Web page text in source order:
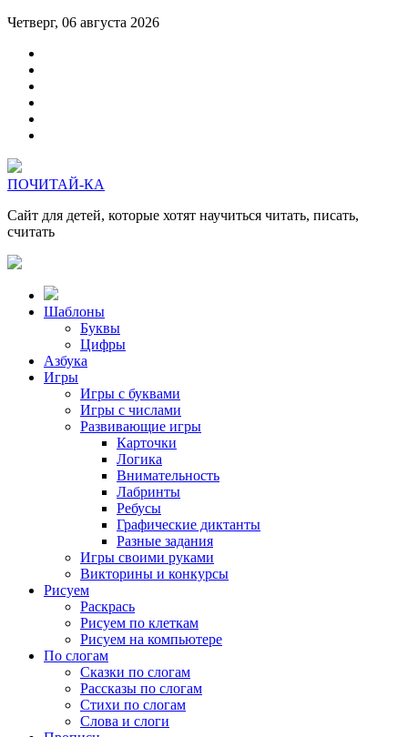
Четверг, 06 августа 2026
ПОЧИТАЙ-КА
Сайт для детей, которые хотят научиться читать, писать,
считать
Шаблоны
Буквы
Цифры
Азбука
Игры
Игры с буквами
Игры с числами
Развивающие игры
Карточки
Логика
Внимательность
Лабринты
Ребусы
Графические диктанты
Разные задания
Игры своими руками
Викторины и конкурсы
Рисуем
Раскрась
Рисуем по клеткам
Рисуем на компьютере
По слогам
Сказки по слогам
Рассказы по слогам
Стихи по слогам
Слова и слоги